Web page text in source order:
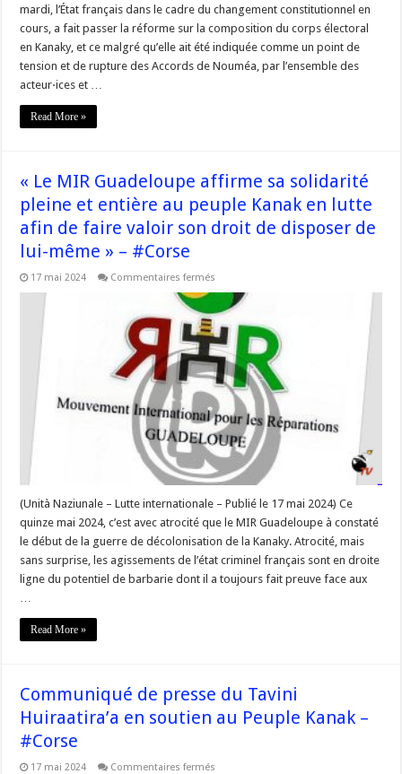
mardi, l’État français dans le cadre du changement constitutionnel en
cours, a fait passer la réforme sur la composition du corps électoral
en Kanaky, et ce malgré qu’elle ait été indiquée comme un point de
tension et de rupture des Accords de Nouméa, par l’ensemble des
acteur⋅ices et …
Read More »
« Le MIR Guadeloupe affirme sa solidarité
pleine et entière au peuple Kanak en lutte
afin de faire valoir son droit de disposer de
lui-même » – #Corse
17 mai 2024 Commentaires fermés
MIR
Guadeloupe
affirme
sa
solidarité
pleine
et
entière
peuple
Kanak
en
lutte
afin
faire
valoir
son
droit
de
de
lui-
même »
–
(Unità Naziunale – Lutte internationale – Publié le 17 mai 2024) Ce
quinze mai 2024, c’est avec atrocité que le MIR Guadeloupe à constaté
le début de la guerre de décolonisation de la Kanaky. Atrocité, mais
sans surprise, les agissements de l’état criminel français sont en droite
ligne du potentiel de barbarie dont il a toujours fait preuve face aux
Read More »
Communiqué de presse du Tavini
Huiraatira’a en soutien au Peuple Kanak –
#Corse
17 mai 2024 Commentaires fermés